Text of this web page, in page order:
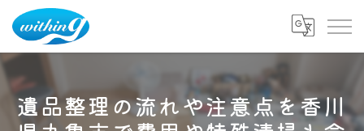
遺品整理の流れや注意点を香川